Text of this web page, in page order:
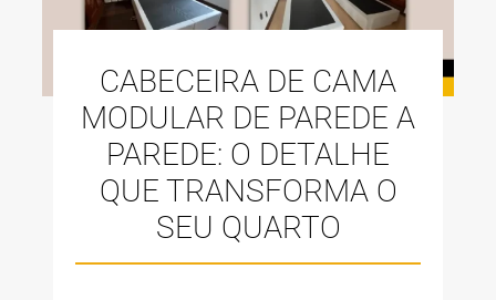
CABECEIRA DE CAMA
MODULAR DE PAREDE A
PAREDE: O DETALHE
QUE TRANSFORMA O
SEU QUARTO